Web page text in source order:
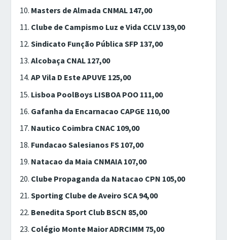
Masters de Almada CNMAL 147,00
Clube de Campismo Luz e Vida CCLV 139,00
Sindicato Função Pública SFP 137,00
Alcobaça CNAL 127,00
AP Vila D Este APUVE 125,00
Lisboa PoolBoys LISBOA POO 111,00
Gafanha da Encarnacao CAPGE 110,00
Nautico Coimbra CNAC 109,00
Fundacao Salesianos FS 107,00
Natacao da Maia CNMAIA 107,00
Clube Propaganda da Natacao CPN 105,00
Sporting Clube de Aveiro SCA 94,00
Benedita Sport Club BSCN 85,00
Colégio Monte Maior ADRCIMM 75,00